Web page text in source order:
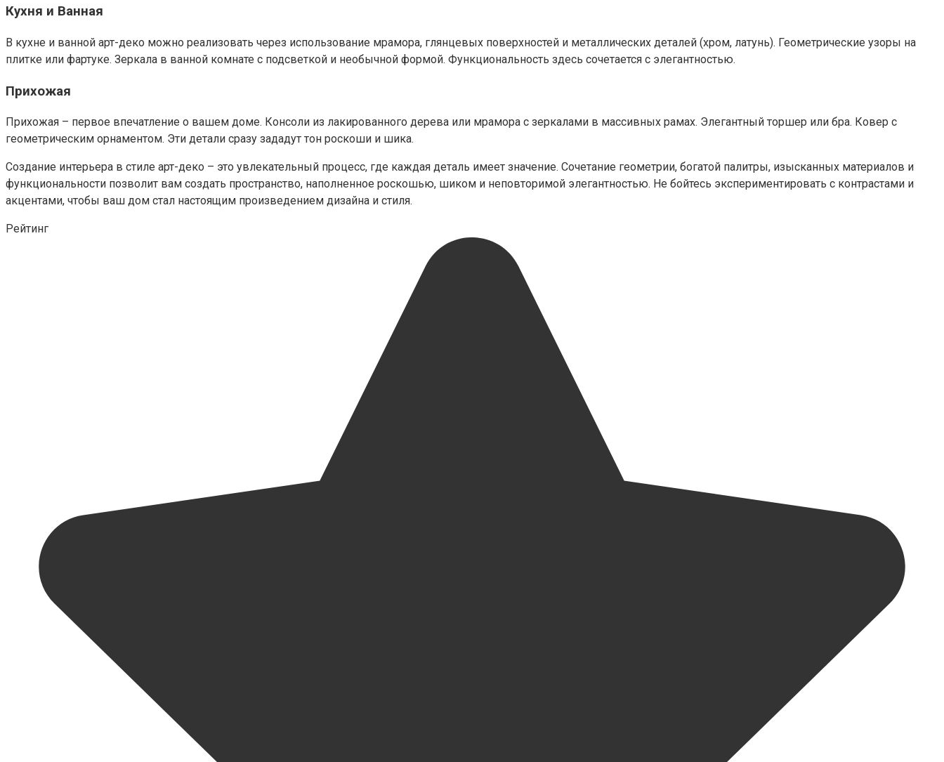
Кухня и Ванная
В кухне и ванной арт-деко можно реализовать через использование мрамора, глянцевых поверхностей и металлических деталей (хром, латунь). Геометрические узоры на
плитке или фартуке. Зеркала в ванной комнате с подсветкой и необычной формой. Функциональность здесь сочетается с элегантностью.
Прихожая
Прихожая – первое впечатление о вашем доме. Консоли из лакированного дерева или мрамора с зеркалами в массивных рамах. Элегантный торшер или бра. Ковер с
геометрическим орнаментом. Эти детали сразу зададут тон роскоши и шика.
Создание интерьера в стиле арт-деко – это увлекательный процесс, где каждая деталь имеет значение. Сочетание геометрии, богатой палитры, изысканных материалов и
функциональности позволит вам создать пространство, наполненное роскошью, шиком и неповторимой элегантностью. Не бойтесь экспериментировать с контрастами и
акцентами, чтобы ваш дом стал настоящим произведением дизайна и стиля.
Рейтинг